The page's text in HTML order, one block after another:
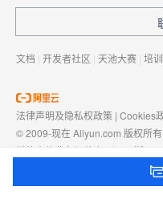
文档 | 开发者社区 | 天池大赛 | 培
法律声明及隐私权政策 | Cookies
© 2009-现在 Aliyun.com 版权所有
增值电信业务经营许可证： 浙B2-
浙D3-
浙公网安备